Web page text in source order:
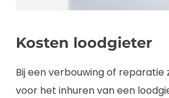
Kosten loodgieter
Bij een verbouwing of reparatie
voor het inhuren van een